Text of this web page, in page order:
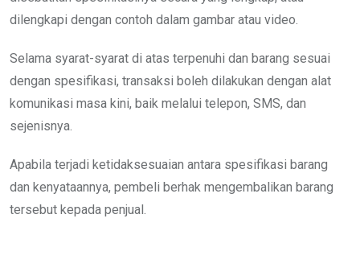
dilengkapi dengan contoh dalam gambar atau video.
Selama syarat-syarat di atas terpenuhi dan barang sesuai
dengan spesifikasi, transaksi boleh dilakukan dengan alat
komunikasi masa kini, baik melalui telepon, SMS, dan
sejenisnya.
Apabila terjadi ketidaksesuaian antara spesifikasi barang
dan kenyataannya, pembeli berhak mengembalikan barang
tersebut kepada penjual.